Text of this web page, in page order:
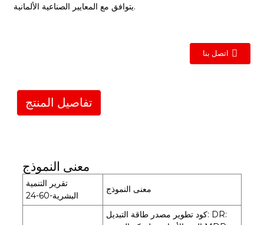
يتوافق مع المعايير الصناعية الألمانية.
اتصل بنا
تفاصيل المنتج
معنى النموذج
تقرير التنمية
البشرية-60-24
معنى النموذج
كود تطوير مصدر طاقة التبديل: DR: